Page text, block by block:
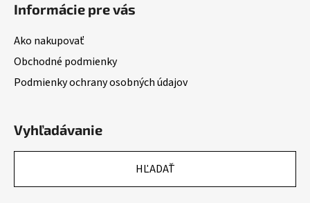
Informácie pre vás
Ako nakupovať
Obchodné podmienky
Podmienky ochrany osobných údajov
Vyhľadávanie
HĽADAŤ